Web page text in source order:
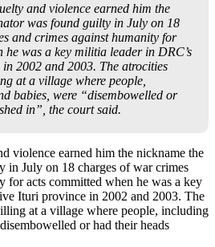
and violence earned him the
was found guilty in July on 18
and crimes against humanity for
he was a key militia leader in DRC’s
2002 and 2003. The atrocities
at a village where people,
babies, were “disembowelled or
in”, the court said.
violence earned him the nickname the
in July on 18 charges of war crimes
for acts committed when he was a key
Ituri province in 2002 and 2003. The
at a village where people, including
or had their heads